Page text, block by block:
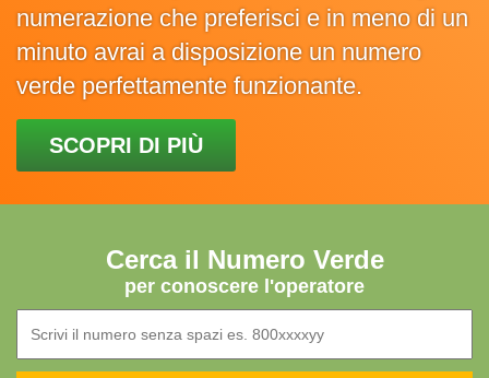
numerazione che preferisci e in meno di un
minuto avrai a disposizione un numero
verde perfettamente funzionante.
SCOPRI DI PIÙ
Cerca il Numero Verde
per conoscere l'operatore